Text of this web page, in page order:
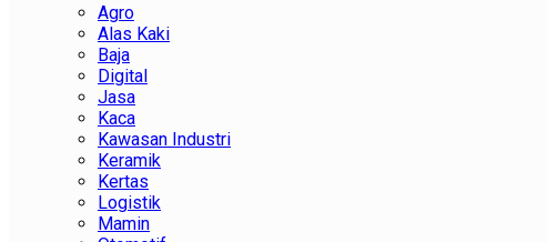
Agro
Alas Kaki
Baja
Digital
Jasa
Kaca
Kawasan Industri
Keramik
Kertas
Logistik
Mamin